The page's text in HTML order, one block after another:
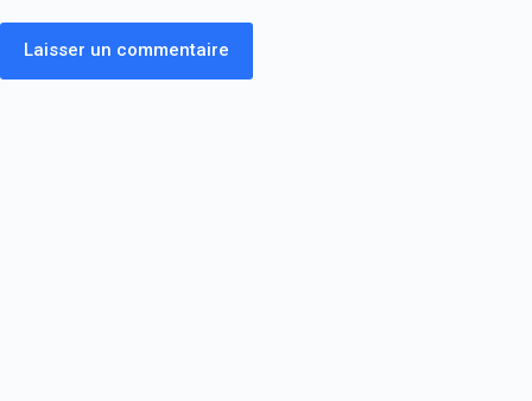
Laisser un commentaire